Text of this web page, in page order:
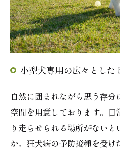
小型犬専用の広々とした
自然に囲まれながら思う存
空間を用意しております。
り走らせられる場所がない
か。狂犬病の予防接種を受け